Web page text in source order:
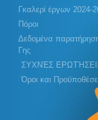
Γκαλερί έργων 2024-
Πόροι
Δεδομένα
Γης
ΣΥΧΝΈΣ
Όροι και